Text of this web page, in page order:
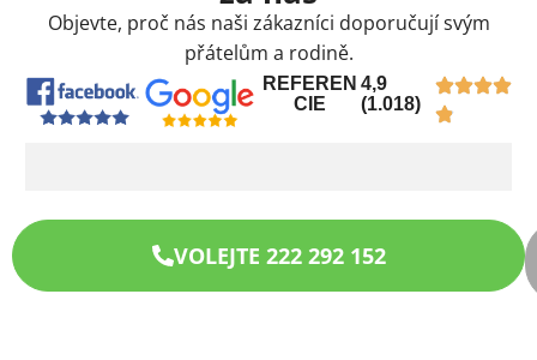
Objevte, proč nás naši zákazníci doporučují svým
přátelům a rodině.
REFEREN
CIE
4,9
(1.018)
VOLEJTE 222 292 152